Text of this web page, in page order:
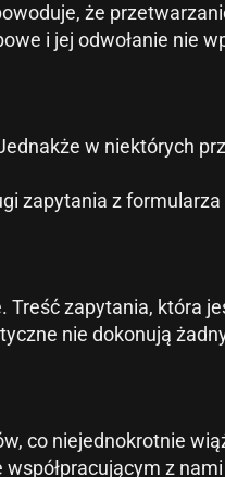
że
i jej odwołanie nie
w niektórych
zapytania z
zapytania, która
nie dokonują
co niejednokrotnie
z